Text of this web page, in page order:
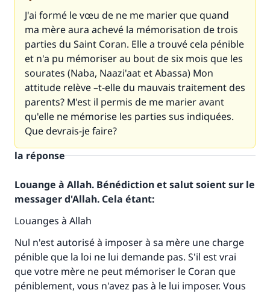
J'ai formé le vœu de ne me marier que quand
ma mère aura achevé la mémorisation de trois
parties du Saint Coran. Elle a trouvé cela pénible
et n'a pu mémoriser au bout de six mois que les
sourates (Naba, Naazi'aat et Abassa) Mon
attitude relève –t-elle du mauvais traitement des
parents? M'est il permis de me marier avant
qu'elle ne mémorise les parties sus indiquées.
Que devrais-je faire?
la réponse
Louange à Allah. Bénédiction et salut soient sur le
messager d'Allah. Cela étant:
Louanges à Allah
Nul n'est autorisé à imposer à sa mère une charge
pénible que la loi ne lui demande pas. S'il est vrai
que votre mère ne peut mémoriser le Coran que
péniblement, vous n'avez pas à le lui imposer. Vous